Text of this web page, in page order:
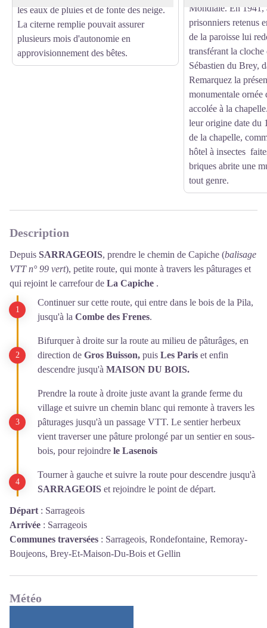
les eaux de pluies et de fonte des neige.
La citerne remplie pouvait assurer
plusieurs mois d'autonomie en
approvisionnement des bêtes.
Mondiale. En 1941,
prisonniers retenus
de la paroisse lui
transférant la
Sébastien du Brey,
Remarquez la
monumentale ornée
accolée à la
leur origine date du
de la chapelle,
hôtel à insectes
briques abrite une
tout genre.
Description
Depuis SARRAGEOIS, prendre le chemin de Capiche (balisage
VTT n° 99 vert), petite route, qui monte à travers les pâturages et
qui rejoint le carrefour de La Capiche .
Continuer sur cette route, qui entre dans le bois de la Pila,
jusqu'à la Combe des Frenes.
Bifurquer à droite sur la route au milieu de pâturâges, en
direction de Gros Buisson, puis Les Paris et enfin
descendre jusqu'à MAISON DU BOIS.
Prendre la route à droite juste avant la grande ferme du
village et suivre un chemin blanc qui remonte à travers les
pâturages jusqu'à un passage VTT. Le sentier herbeux
vient traverser une pâture prolongé par un sentier en sous-
bois, pour rejoindre le Lasenois
Tourner à gauche et suivre la route pour descendre jusqu'à
SARRAGEOIS et rejoindre le point de départ.
Départ : Sarrageois
Arrivée : Sarrageois
Communes traversées : Sarrageois, Rondefontaine, Remoray-
Boujeons, Brey-Et-Maison-Du-Bois et Gellin
Météo